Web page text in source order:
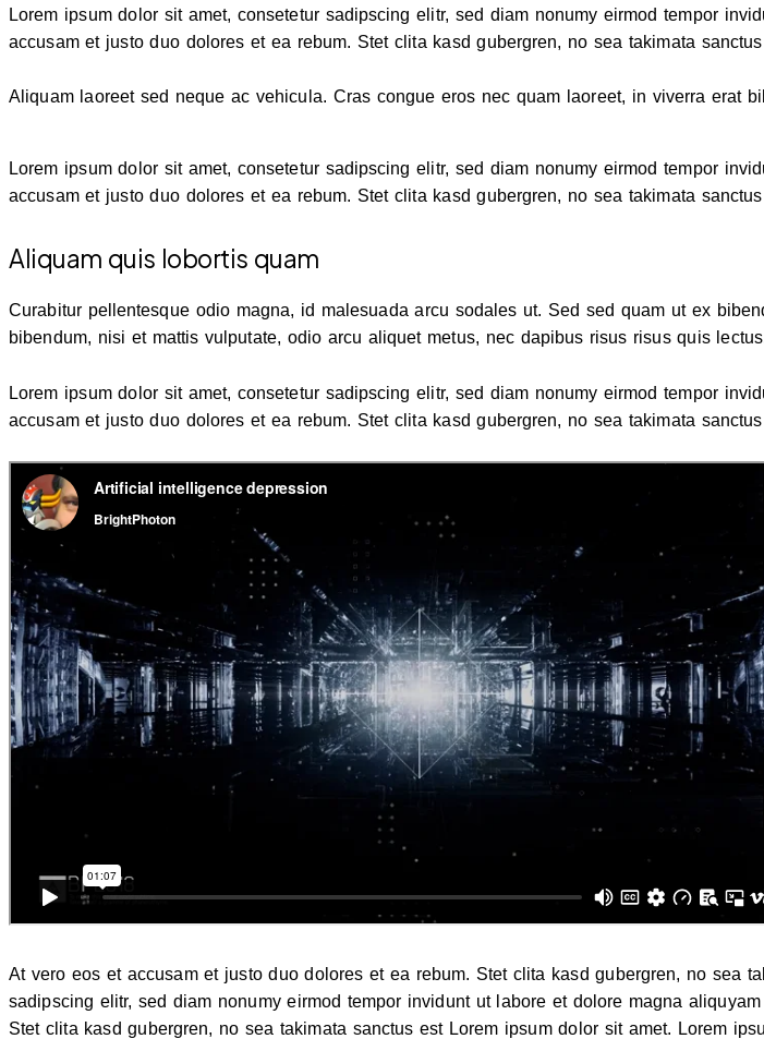
Lorem ipsum dolor sit amet, consetetur sadipscing elitr, sed diam nonumy eirmod tempor
accusam et justo duo dolores et ea rebum. Stet clita kasd gubergren, no sea takimata
Aliquam laoreet sed neque ac vehicula. Cras congue eros nec quam laoreet, in viverra erat
Lorem ipsum dolor sit amet, consetetur sadipscing elitr, sed diam nonumy eirmod tempor
accusam et justo duo dolores et ea rebum. Stet clita kasd gubergren, no sea takimata
Aliquam quis lobortis quam
Curabitur pellentesque odio magna, id malesuada arcu sodales ut. Sed sed quam ut ex
bibendum, nisi et mattis vulputate, odio arcu aliquet metus, nec dapibus risus risus quis
Lorem ipsum dolor sit amet, consetetur sadipscing elitr, sed diam nonumy eirmod tempor
accusam et justo duo dolores et ea rebum. Stet clita kasd gubergren, no sea takimata
At vero eos et accusam et justo duo dolores et ea rebum. Stet clita kasd gubergren, no sea
sadipscing elitr, sed diam nonumy eirmod tempor invidunt ut labore et dolore magna
Stet clita kasd gubergren, no sea takimata sanctus est Lorem ipsum dolor sit amet. Lorem